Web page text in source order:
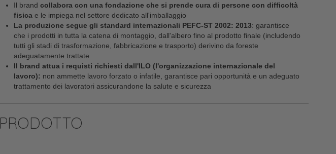
Il brand collabora con una fondazione che si prende cura di persone con difficoltà
fisica e le impiega nel settore dedicato all'imballaggio
La produzione segue gli standard internazionali PEFC-ST 2002: 2013: garantisce
che i prodotti in tutta la catena di montaggio, dall'albero fino al prodotto finale (includendo
tutti gli stadi di trasformazione, fabbricazione e trasporto) derivino da foreste
adeguatamente trattate
Il brand attua i requisti richiesti dall'ILO (l'organizzazione internazionale del
lavoro): non ammette lavoro forzato o infatile, garantisce pari opportunità e un adeguato
trattamento dei lavoratori assicurandone la salute e sicurezza
PRODOTTO